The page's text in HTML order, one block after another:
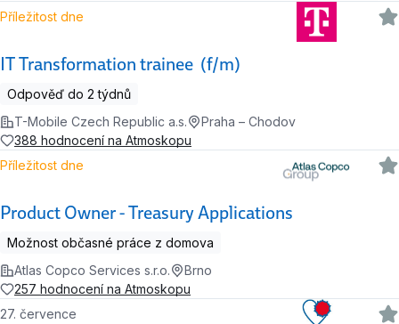
IT Transformation trainee (f/m)
Příležitost dne
Odpověď do 2 týdnů
T-Mobile Czech Republic a.s.
Praha – Chodov
388 hodnocení na Atmoskopu
Product Owner - Treasury Applications
Příležitost dne
Možnost občasné práce z domova
Atlas Copco Services s.r.o.
Brno
257 hodnocení na Atmoskopu
27. července